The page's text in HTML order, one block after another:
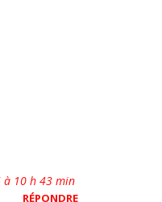
à 10 h 43 min
RÉPONDRE